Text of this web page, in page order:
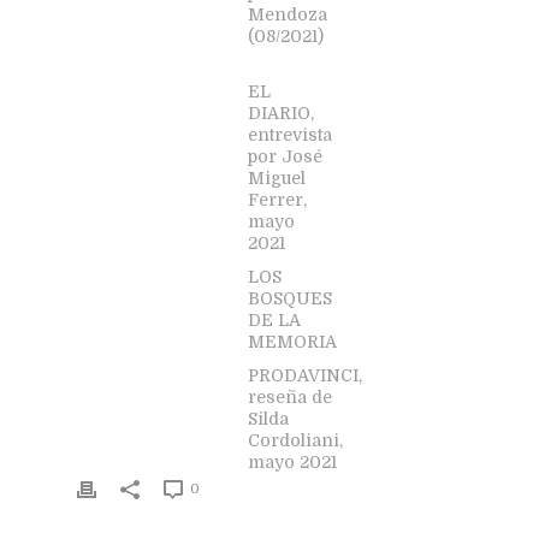
0
Mendoza
(08/2021)
EL
DIARIO,
entrevista
por José
Miguel
Ferrer,
mayo
2021
LOS
BOSQUES
DE LA
MEMORIA
PRODAVINCI,
reseña de
Silda
Cordoliani,
mayo 2021